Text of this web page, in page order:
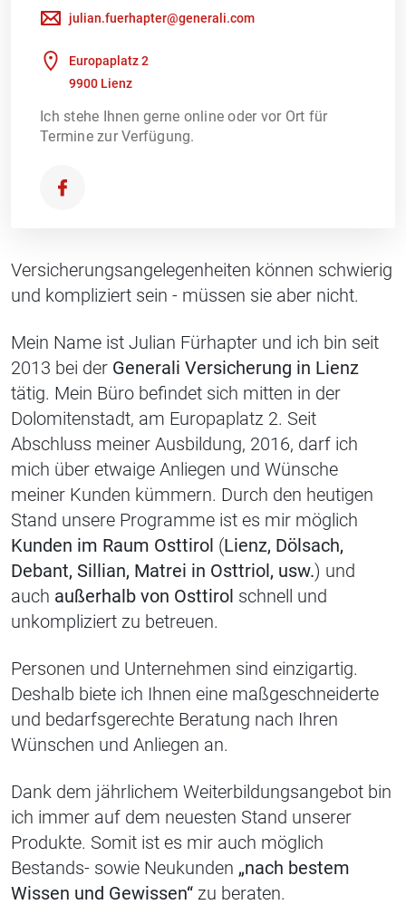
julian.fuerhapter@generali.com
Europaplatz 2
9900 Lienz
Ich stehe Ihnen gerne online oder vor Ort für
Termine zur Verfügung.
Versicherungsangelegenheiten können schwierig
und kompliziert sein - müssen sie aber nicht.
Mein Name ist Julian Fürhapter und ich bin seit
2013 bei der Generali Versicherung in Lienz
tätig. Mein Büro befindet sich mitten in der
Dolomitenstadt, am Europaplatz 2. Seit
Abschluss meiner Ausbildung, 2016, darf ich
mich über etwaige Anliegen und Wünsche
meiner Kunden kümmern. Durch den heutigen
Stand unsere Programme ist es mir möglich
Kunden im Raum Osttirol (Lienz, Dölsach,
Debant, Sillian, Matrei in Osttriol, usw.) und
auch außerhalb von Osttirol schnell und
unkompliziert zu betreuen.
Personen und Unternehmen sind einzigartig.
Deshalb biete ich Ihnen eine maßgeschneiderte
und bedarfsgerechte Beratung nach Ihren
Wünschen und Anliegen an.
Dank dem jährlichem Weiterbildungsangebot bin
ich immer auf dem neuesten Stand unserer
Produkte. Somit ist es mir auch möglich
Bestands- sowie Neukunden „nach bestem
Wissen und Gewissen“ zu beraten.